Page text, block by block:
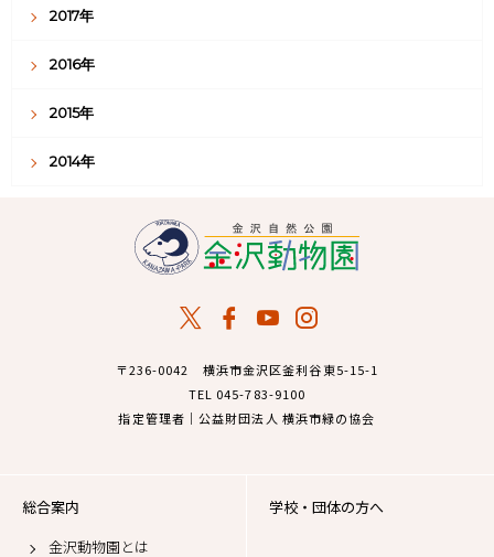
2017年
2016年
2015年
2014年
〒236-0042 横浜市金沢区釜利谷東5-15-1
TEL 045-783-9100
指定管理者｜公益財団法人 横浜市緑の協会
総合案内
金沢動物園とは
学校・団体の方へ